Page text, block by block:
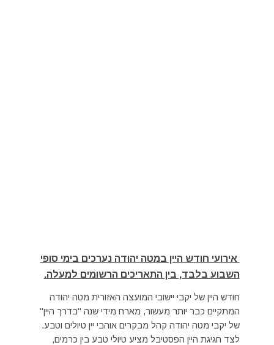
אירועי חודש היין במטה יהודה נערכים בימי סופי
השבוע בלבד, בין התאריכים הרשומים למעלה.
חודש היין של יקבי יישובי המועצה האזורית מטה יהודה
המתקיים כבר יותר מעשור, מארח מידי שנה "בדרך היין"
של יקבי מטה יהודה קהל מבקרים אוהבי יין טיולים וטבע.
לצד חגיגת היין הפסטיבל מציע טיולי טבע בין כרמים,